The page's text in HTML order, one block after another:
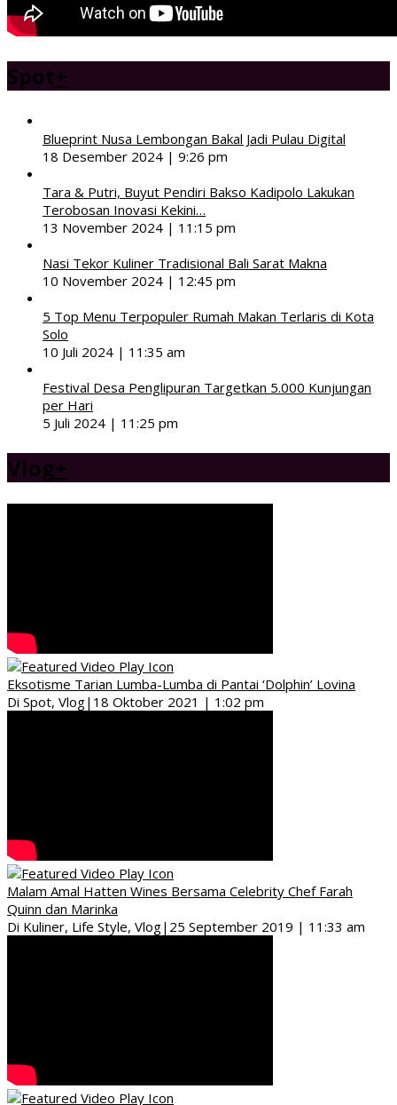
Spot+
Blueprint Nusa Lembongan Bakal Jadi Pulau Digital
18 Desember 2024 | 9:26 pm
Tara & Putri, Buyut Pendiri Bakso Kadipolo Lakukan
Terobosan Inovasi Kekini…
13 November 2024 | 11:15 pm
Nasi Tekor Kuliner Tradisional Bali Sarat Makna
10 November 2024 | 12:45 pm
5 Top Menu Terpopuler Rumah Makan Terlaris di Kota
Solo
10 Juli 2024 | 11:35 am
Festival Desa Penglipuran Targetkan 5.000 Kunjungan
per Hari
5 Juli 2024 | 11:25 pm
Vlog+
Eksotisme Tarian Lumba-Lumba di Pantai ‘Dolphin’ Lovina
Di Spot, Vlog| 18 Oktober 2021 | 1:02 pm
Malam Amal Hatten Wines Bersama Celebrity Chef Farah
Quinn dan Marinka
Di Kuliner, Life Style, Vlog| 25 September 2019 | 11:33 am